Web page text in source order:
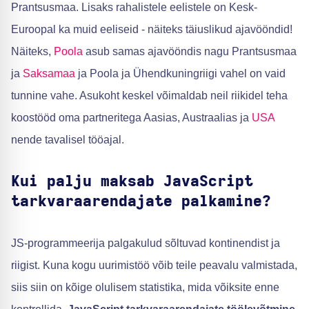
Prantsusmaa. Lisaks rahalistele eelistele on Kesk-
Euroopal ka muid eeliseid - näiteks täiuslikud ajavööndid!
Näiteks, Poola asub samas ajavööndis nagu Prantsusmaa
ja Saksamaa ja Poola ja Ühendkuningriigi vahel on vaid
tunnine vahe. Asukoht keskel võimaldab neil riikidel teha
koostööd oma partneritega Aasias, Austraalias ja USA
nende tavalisel tööajal.
Kui palju maksab JavaScript
tarkvaraarendajate palkamine?
JS-programmeerija palgakulud sõltuvad kontinendist ja
riigist. Kuna kogu uurimistöö võib teile peavalu valmistada,
siis siin on kõige olulisem statistika, mida võiksite enne